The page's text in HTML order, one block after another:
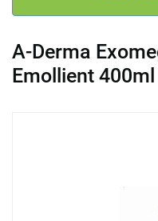
A-Derma
Emollient 400ml